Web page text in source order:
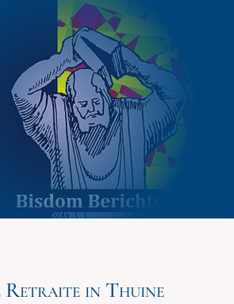
Retraite in Thuine